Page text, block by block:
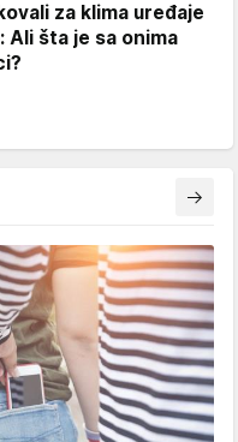
za klima uređaje
Ali šta je sa onima